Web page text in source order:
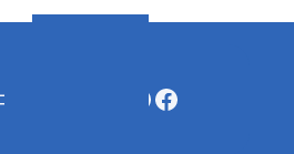
Facebook